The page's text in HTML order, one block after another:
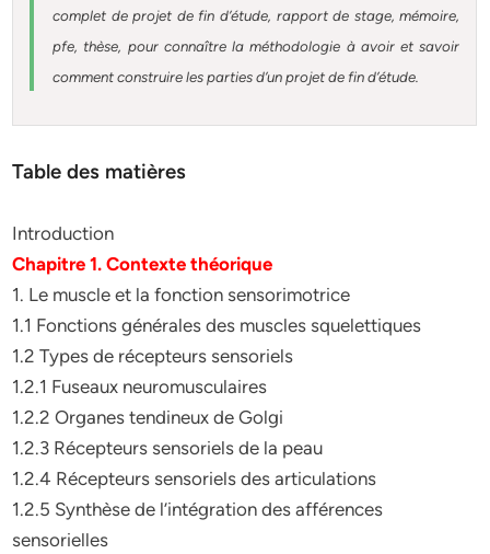
complet de projet de fin d’étude, rapport de stage, mémoire,
pfe, thèse, pour connaître la méthodologie à avoir et savoir
comment construire les parties d’un projet de fin d’étude.
Table des matières
Introduction
Chapitre 1. Contexte théorique
1. Le muscle et la fonction sensorimotrice
1.1 Fonctions générales des muscles squelettiques
1.2 Types de récepteurs sensoriels
1.2.1 Fuseaux neuromusculaires
1.2.2 Organes tendineux de Golgi
1.2.3 Récepteurs sensoriels de la peau
1.2.4 Récepteurs sensoriels des articulations
1.2.5 Synthèse de l’intégration des afférences
sensorielles